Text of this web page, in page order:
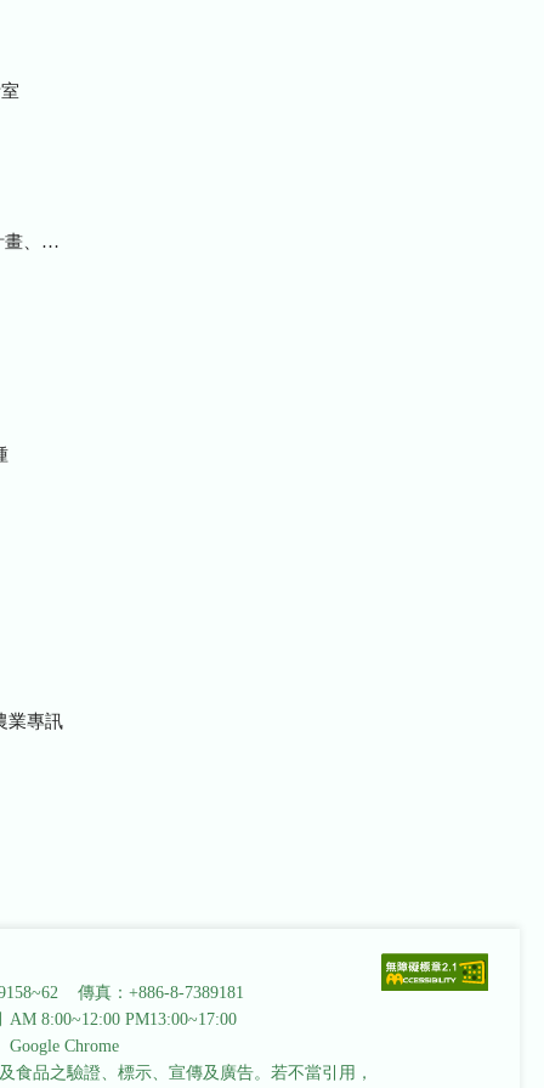
研究報告
業專訊
傳真：+886-8-7389181
AM 8:00~12:00 PM13:00~17:00
Chrome
食品之驗證、標示、宣傳及廣告。若不當引用，